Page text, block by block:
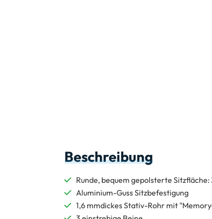
Beschreibung
Runde, bequem gepolsterte
Aluminium-Guss Sitzbefestigung
1,6 mmdickes Stativ-Rohr mit